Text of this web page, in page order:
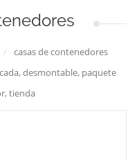
/
casas de contenedores
desmontable, paquete
tienda